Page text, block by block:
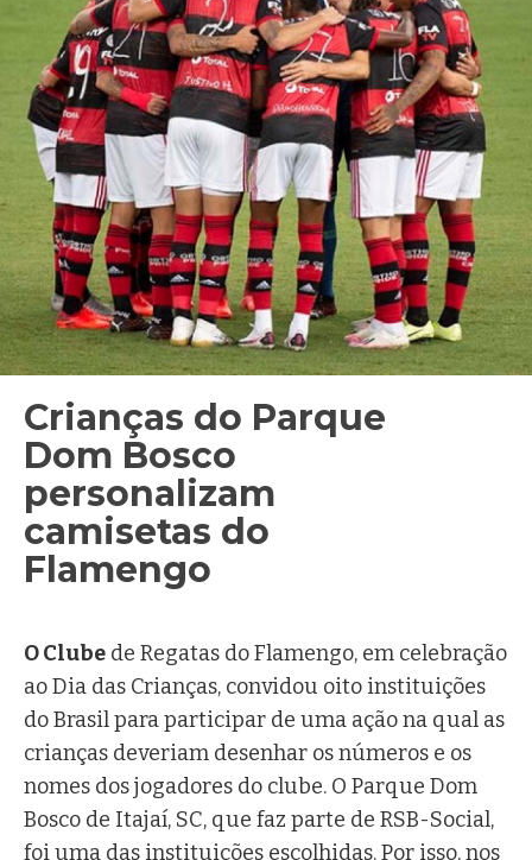
Crianças do Parque
Dom Bosco
personalizam
camisetas do
Flamengo
O Clube de Regatas do Flamengo, em celebração
ao Dia das Crianças, convidou oito instituições
do Brasil para participar de uma ação na qual as
crianças deveriam desenhar os números e os
nomes dos jogadores do clube. O Parque Dom
Bosco de Itajaí, SC, que faz parte de RSB-Social,
foi uma das instituições escolhidas. Por isso, nos